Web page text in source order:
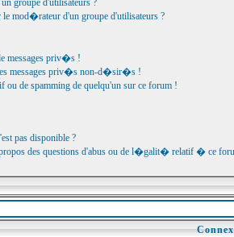
groupe d'utilisateurs ?
le mod�rateur d'un groupe d'utilisateurs ?
messages priv�s !
messages priv�s non-d�sir�s !
ou de spamming de quelqu'un sur ce forum !
pas disponible ?
des questions d'abus ou de l�galit� relatif � ce